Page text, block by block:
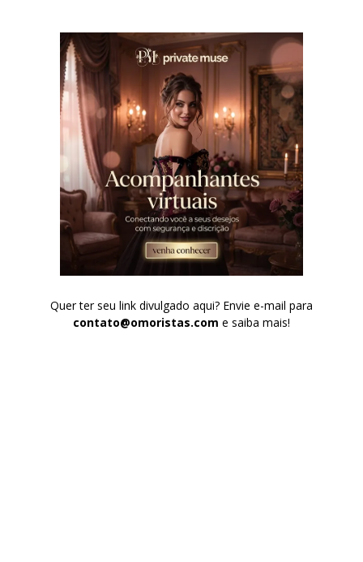
Quer ter seu link divulgado aqui? Envie e-mail para
contato@omoristas.com e saiba mais!